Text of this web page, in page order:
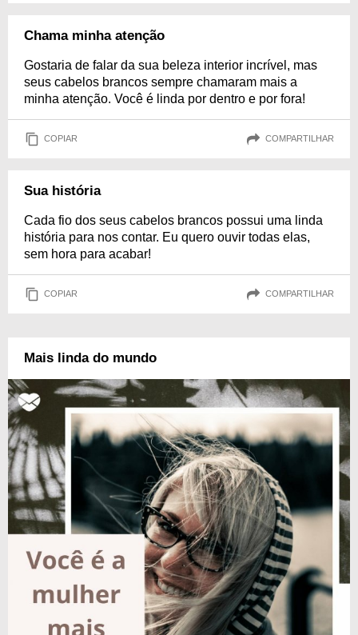
Chama minha atenção
Gostaria de falar da sua beleza interior incrível, mas
seus cabelos brancos sempre chamaram mais a
minha atenção. Você é linda por dentro e por fora!
COPIAR COMPARTILHAR
Sua história
Cada fio dos seus cabelos brancos possui uma linda
história para nos contar. Eu quero ouvir todas elas,
sem hora para acabar!
COPIAR COMPARTILHAR
Mais linda do mundo